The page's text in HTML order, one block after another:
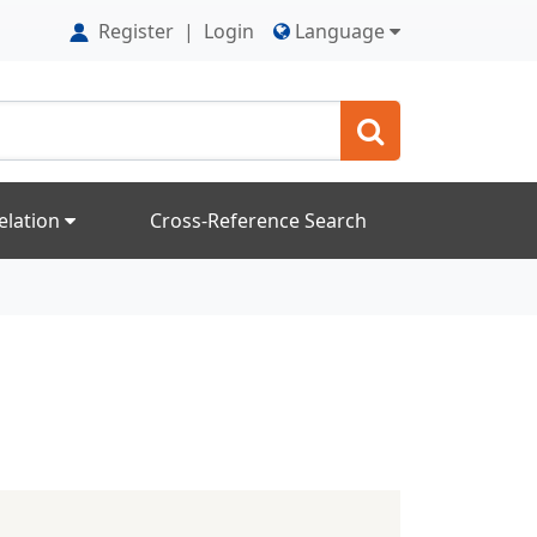
Register | Login Language
Cross-Reference Search